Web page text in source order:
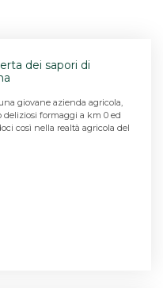
dei sapori di
giovane azienda agricola,
deliziosi formaggi a km 0 ed
così nella realtà agricola del